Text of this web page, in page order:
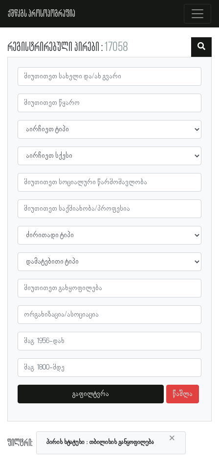
ქშწკგს პროსოპოგრაფია
რეგისტრირებული პირები 17058
გაფილტვრა წაშლა
ფილტრი: ×
პირის სტატუსი თბილისის განყოფილება